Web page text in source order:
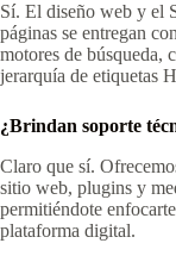
Sí. El diseño web y el
páginas se entregan
motores de búsqueda,
jerarquía de etiquetas
¿Brindan soporte
Claro que sí.
sitio web, plugins y
permitiéndote
plataforma digital.